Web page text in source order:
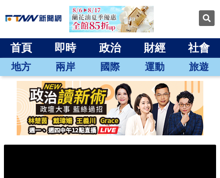
首頁 即時 政治 財經 社會
地方 兩岸 國際 運動 旅遊